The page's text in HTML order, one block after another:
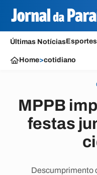
Últimas NotíciasEsportes
Home>cotidiano
MPPB
festas
Descumprimento